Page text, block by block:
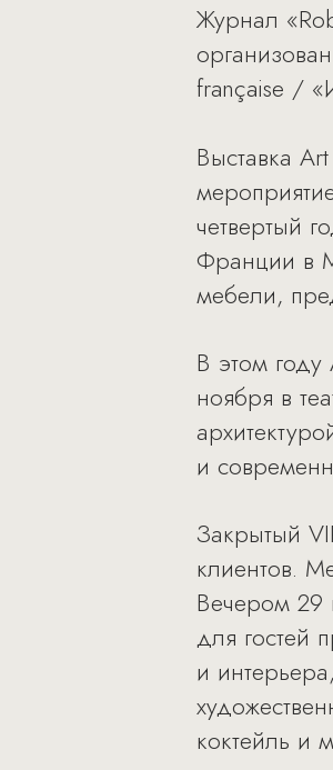
Журнал
française /
Выставка
четвертый
Франции в
мебели,
В этом
ноября в
и
Закрытый
клиентов.
Вечером 29
для гостей
и
коктейль и